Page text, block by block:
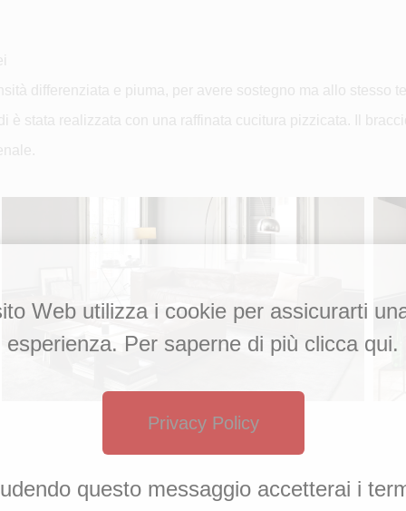
differenziata e piuma, per avere sostegno ma allo stesso
è stata realizzata con una raffinata cucitura pizzicata. Il
Web utilizza i cookie per assicurarti
esperienza. Per saperne di più clicca qui.
Privacy Policy
questo messaggio accetterai i